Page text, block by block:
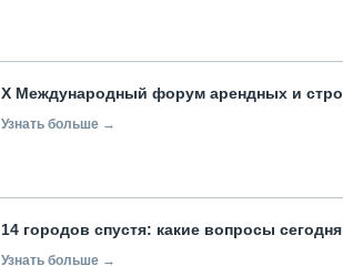
X Международный форум арендных и
Узнать больше →
14 городов спустя: какие вопросы
Узнать больше →